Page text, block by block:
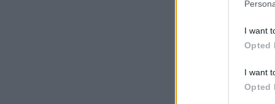
I want
Opted
I want
Opted